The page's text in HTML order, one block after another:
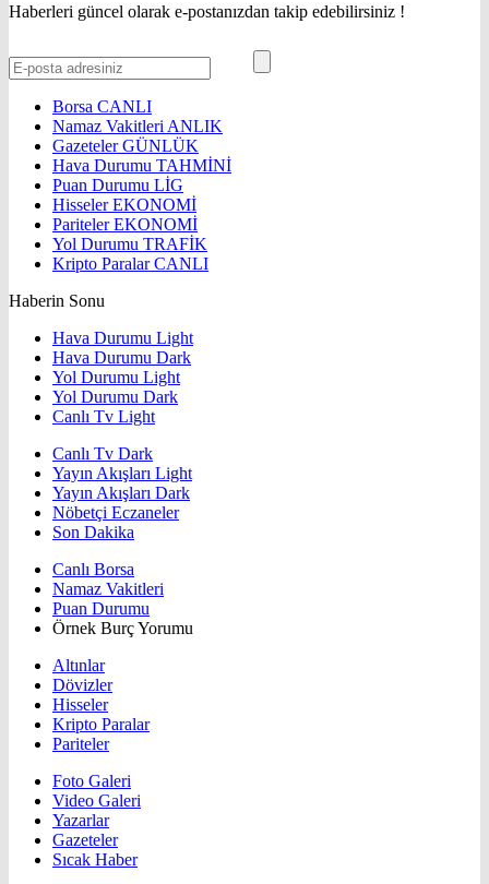
Haberleri güncel olarak e-postanızdan takip edebilirsiniz !
Borsa CANLI
Namaz Vakitleri ANLIK
GazetelerGÜNLÜK
Hava Durumu TAHMİNİ
Puan Durumu LİG
HisselerEKONOMİ
ParitelerEKONOMİ
Yol Durumu TRAFİK
Kripto ParalarCANLI
Haberin Sonu
Hava Durumu Light
Hava Durumu Dark
Yol Durumu Light
Yol Durumu Dark
Canlı Tv Light
Canlı Tv Dark
Yayın Akışları Light
Yayın Akışları Dark
Nöbetçi Eczaneler
Son Dakika
Canlı Borsa
Namaz Vakitleri
Puan Durumu
Örnek Burç Yorumu
Altınlar
Dövizler
Hisseler
Kripto Paralar
Pariteler
Foto Galeri
Video Galeri
Yazarlar
Gazeteler
Sıcak Haber